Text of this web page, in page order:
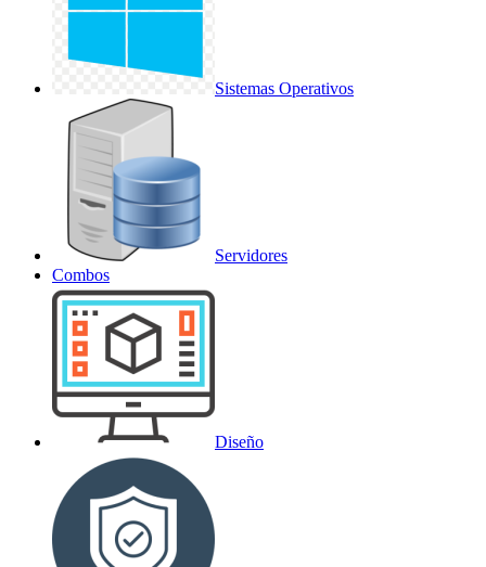
Sistemas Operativos
Servidores
Combos
Diseño